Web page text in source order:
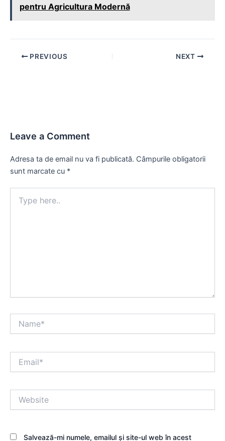
pentru Agricultura Modernă
Post PREVIOUS NEXT
Leave a Comment
Adresa ta de email nu va fi publicată. Câmpurile obligatorii
sunt marcate cu *
here..
Salvează-mi numele, emailul și site-ul web în acest